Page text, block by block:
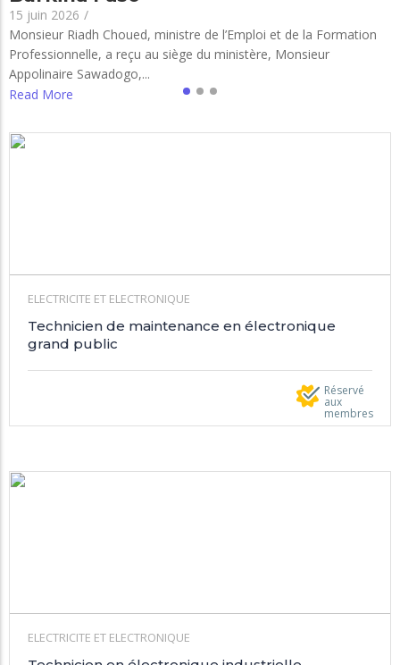
15 juin 2026 /
Monsieur Riadh Choued, ministre de l’Emploi et de la Formation
Professionnelle, a reçu au siège du ministère, Monsieur
Appolinaire Sawadogo,...
Read More
ELECTRICITE ET ELECTRONIQUE
Technicien de maintenance en électronique
grand public
Réservé
aux
membres
ELECTRICITE ET ELECTRONIQUE